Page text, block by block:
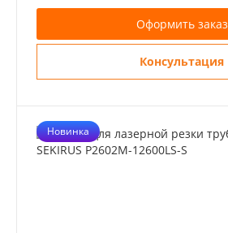
Оформить заказ
Консультация
Новинка